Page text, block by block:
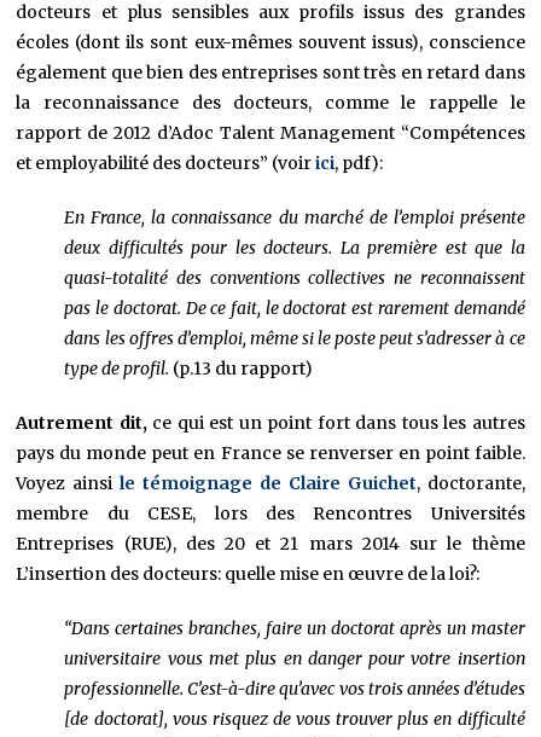
docteurs et plus sensibles aux profils issus des grandes
écoles (dont ils sont eux-mêmes souvent issus), conscience
également que bien des entreprises sont très en retard dans
la reconnaissance des docteurs, comme le rappelle le
rapport de 2012 d’Adoc Talent Management “Compétences
et employabilité des docteurs” (voirici, pdf):
En France, la connaissance du marché de l’emploi présente
deux difficultés pour les docteurs. La première est que la
quasi-totalité des conventions collectives ne reconnaissent
pas le doctorat. De ce fait, le doctorat est rarement demandé
dans les offres d’emploi, même si le poste peut s’adresser à ce
type de profil. (p.13 du rapport)
Autrement dit,ce qui est un point fort dans tous les autres
pays du monde peut en France se renverser en point faible.
Voyez ainsile témoignage de Claire Guichet, doctorante,
membre du CESE, lors des Rencontres Universités
Entreprises (RUE), des 20 et 21 mars 2014 sur le thème
L’insertion des docteurs: quelle mise en œuvre de la loi?:
“Dans certaines branches, faire un doctorat après un master
universitaire vous met plus en danger pour votre insertion
professionnelle. C’est-à-dire qu’avec vos trois années d’études
[de doctorat], vous risquez de vous trouver plus en difficulté